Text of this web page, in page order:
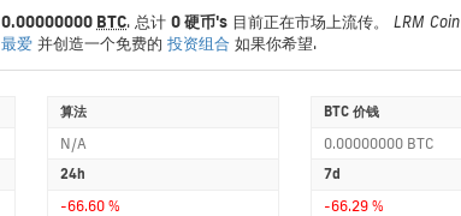
0.00000000 BTC. 总计 0 硬币's 目前正在市场上流传。 LRM Coin
最爱 并创造一个免费的 投资组合 如果你希望.
算法
N/A
BTC 价钱
0.00000000 BTC
24h
-66.60 %
7d
-66.29 %